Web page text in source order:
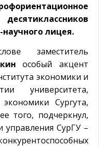
научного лицея.
заместитель
особый акцент
экономики и
университета,
Сургута,
того, подчеркнул,
управления СурГУ –